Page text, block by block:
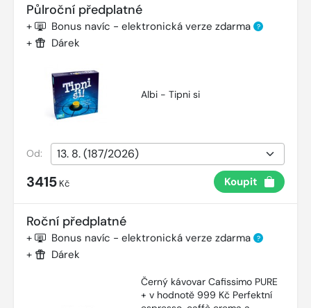
Půlroční předplatné
+ Bonus navíc - elektronická verze zdarma ?
+ Dárek
Albi - Tipni si
Od:
3415 Kč Koupit
Roční předplatné
+ Bonus navíc - elektronická verze zdarma ?
+ Dárek
Černý kávovar Cafissimo PURE
+ v hodnotě 999 Kč Perfektní